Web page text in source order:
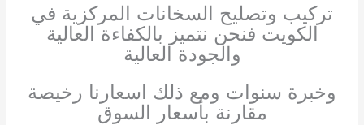
تركيب وتصليح السخانات المركزية في
الكويت فنحن نتميز بالكفاءة العالية
والجودة العالية
وخبرة سنوات ومع ذلك اسعارنا رخيصة
مقارنة بأسعار السوق